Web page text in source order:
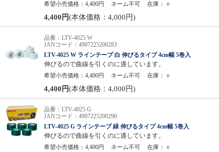
希望小売価格：4,400円
ネーム不可 在庫： ○
4,400円(本体価格：4,000円)
品番：LTV-4025 W
JANコード：4907225200283
LTV-4025 W ラインテープ 白 伸びるタイプ 4cm幅 5巻入
伸びるので曲線を引くのに適しています。
希望小売価格：4,400円
ネーム不可 在庫： ○
4,400円(本体価格：4,000円)
品番：LTV-4025 G
JANコード：4907225200290
LTV-4025 G ラインテープ 緑 伸びるタイプ 4cm幅 5巻入
伸びるので曲線を引くのに適しています。
希望小売価格：4,400円
ネーム不可 在庫： ○